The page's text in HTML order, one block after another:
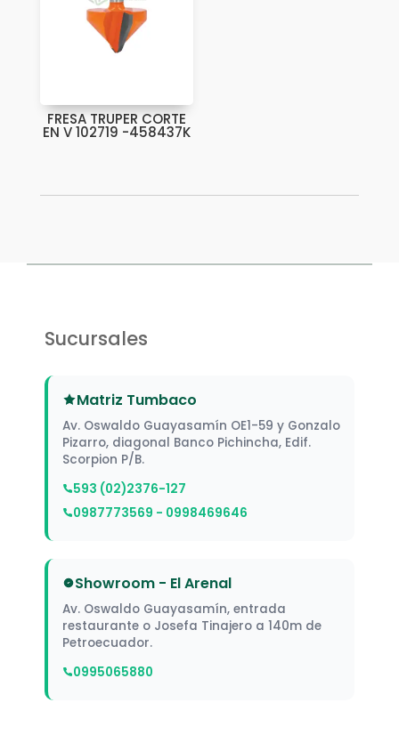
FRESA TRUPER CORTE
EN V 102719 -458437K
Sucursales
Matriz Tumbaco
Av. Oswaldo Guayasamín OE1-59 y Gonzalo
Pizarro, diagonal Banco Pichincha, Edif.
Scorpion P/B.
593 (02)2376-127
0987773569 - 0998469646
Showroom - El Arenal
Av. Oswaldo Guayasamín, entrada
restaurante o Josefa Tinajero a 140m de
Petroecuador.
0995065880